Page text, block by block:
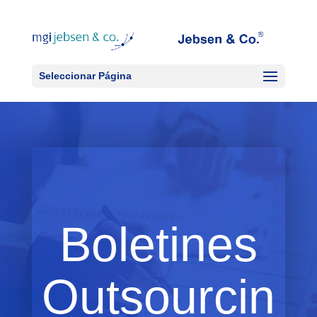
Seleccionar Página
Boletines
Outsourcin